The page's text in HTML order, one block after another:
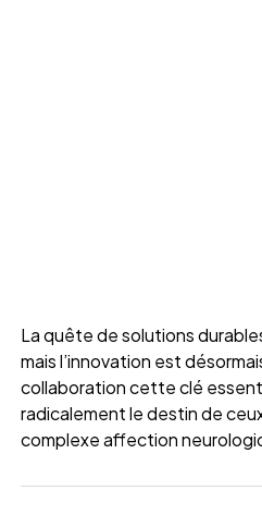
La quête de solutions
mais l’innovation est
collaboration cette clé
radicalement le destin de
complexe affection